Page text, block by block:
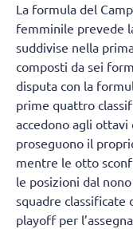
La formula del
femminile prevede
suddivise nella
composti da sei
disputa con la
prime quattro
accedono agli
proseguono il
mentre le otto
le posizioni dal
squadre classificate
playoff per